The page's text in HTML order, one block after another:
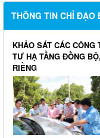
THÔNG TIN CHỈ ĐẠO
KHẢO SÁT CÁC
TƯ HẠ TẦNG ĐỒNG
RIỀNG